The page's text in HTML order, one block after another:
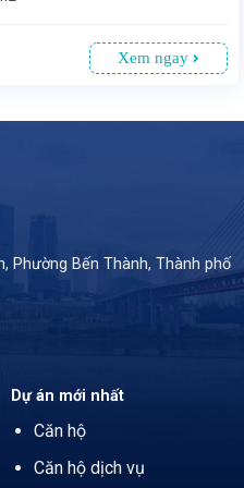
Xem ngay
Phường Bến Thành, Thành phố
Dự án mới nhất
Căn hộ
Căn hộ dịch vụ